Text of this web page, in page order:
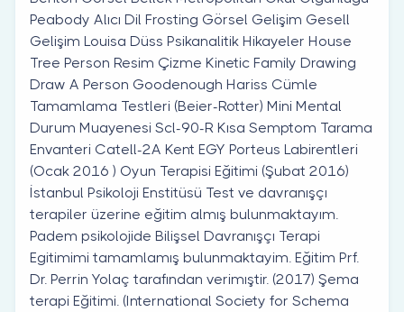
Peabody Alıcı Dil Frosting Görsel Gelişim Gesell
Gelişim Louisa Düss Psikanalitik Hikayeler House
Tree Person Resim Çizme Kinetic Family Drawing
Draw A Person Goodenough Hariss Cümle
Tamamlama Testleri (Beier-Rotter) Mini Mental
Durum Muayenesi Scl-90-R Kısa Semptom Tarama
Envanteri Catell-2A Kent EGY Porteus Labirentleri
(Ocak 2016 ) Oyun Terapisi Eğitimi (Şubat 2016)
İstanbul Psikoloji Enstitüsü Test ve davranışçı
terapiler üzerine eğitim almış bulunmaktayım.
Padem psikolojide Bilişsel Davranışçı Terapi
Egitimimi tamamlamış bulunmaktayim. Eğitim Prf.
Dr. Perrin Yolaç tarafından verimıştir. (2017) Şema
terapi Eğitimi. (International Society for Schema